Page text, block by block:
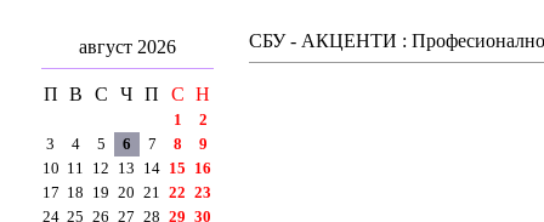
август 2026
П В С Ч П С Н
1
2
3
4 5 6 7 8
9
10 11 12 13 14 15 16
17 18 19 20 21 22 23
24 25 26 27 28 29 30
СБУ - АКЦЕНТИ : Професионално и